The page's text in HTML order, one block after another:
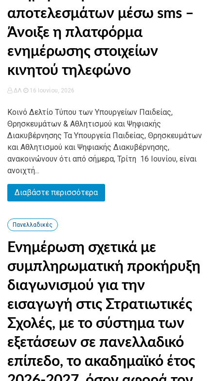
αποτελεσμάτων μέσω sms –
Άνοιξε η πλατφόρμα
ενημέρωσης στοιχείων
κινητού τηλεφώνο
ΔΛ 16 Ιουνίου, 2026
Κοινό Δελτίο Τύπου των Υπουργείων Παιδείας,
Θρησκευμάτων & Αθλητισμού και Ψηφιακής
Διακυβέρνησης Τα Υπουργεία Παιδείας, Θρησκευμάτων
και Αθλητισμού και Ψηφιακής Διακυβέρνησης,
ανακοινώνουν ότι από σήμερα, Τρίτη 16 Ιουνίου, είναι
ανοιχτή...
Διαβάστε περισσότερα
Πανελλαδικές
Ενημέρωση σχετικά με
συμπληρωματική προκήρυξη
διαγωνισμού για την
εισαγωγή στις Στρατιωτικές
Σχολές, με το σύστημα των
εξετάσεων σε πανελλαδικό
επίπεδο, το ακαδημαϊκό έτος